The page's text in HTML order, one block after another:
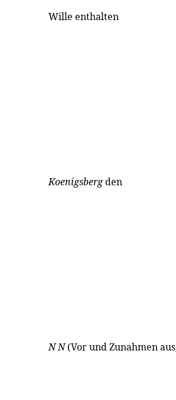
Wille enthalten
Koenigsbergden
N N(Vor und Zunahmen